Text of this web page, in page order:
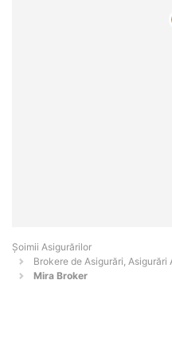
Șoimii Asigurărilor
Brokere de Asigurări,
Mira Broker